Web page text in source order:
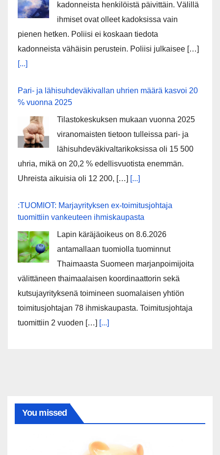
kadonneista henkilöistä päivittäin. Välillä
ihmiset ovat olleet kadoksissa vain
pienen hetken. Poliisi ei koskaan tiedota
kadonneista vähäisin perustein. Poliisi julkaisee […]
[...]
Pari- ja lähisuhdeväkivallan uhrien määrä kasvoi 20
% vuonna 2025
Tilastokeskuksen mukaan vuonna 2025
viranomaisten tietoon tulleissa pari- ja
lähisuhdeväkivaltarikoksissa oli 15 500
uhria, mikä on 20,2 % edellisvuotista enemmän.
Uhreista aikuisia oli 12 200, […] [...]
:TUOMIOT: Marjayrityksen ex-toimitusjohtaja
tuomittiin vankeuteen ihmiskaupasta
Lapin käräjäoikeus on 8.6.2026
antamallaan tuomiolla tuominnut
Thaimaasta Suomeen marjanpoimijoita
välittäneen thaimaalaisen koordinaattorin sekä
kutsujayrityksenä toimineen suomalaisen yhtiön
toimitusjohtajan 78 ihmiskaupasta. Toimitusjohtaja
tuomittiin 2 vuoden […] [...]
You missed